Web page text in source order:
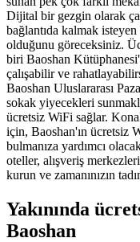
Dijital bir gezgin olarak
bağlantıda kalmak
olduğunu göreceksiniz.
biri Baoshan
çalışabilir ve
Baoshan Uluslararası
sokak yiyecekleri
ücretsiz WiFi sağlar.
için, Baoshan'ın ücretsiz
bulmanıza yardımcı
oteller, alışveriş
kurun ve zamanınızın
Yakınında
Baoshan